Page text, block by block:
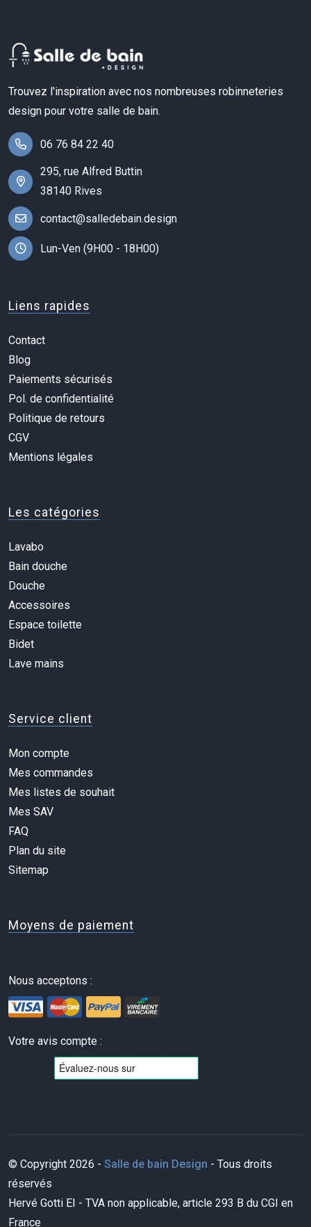
Trouvez l'inspiration avec nos nombreuses robinneteries
design pour votre salle de bain.
06 76 84 22 40
295, rue Alfred Buttin
38140 Rives
contact@salledebain.design
Lun-Ven (9H00 - 18H00)
Liens rapides
Contact
Blog
Paiements sécurisés
Pol. de confidentialité
Politique de retours
CGV
Mentions légales
Les catégories
Lavabo
Bain douche
Douche
Accessoires
Espace toilette
Bidet
Lave mains
Service client
Mon compte
Mes commandes
Mes listes de souhait
Mes SAV
FAQ
Plan du site
Sitemap
Moyens de paiement
Nous acceptons :
Votre avis compte :
© Copyright 2026 - Salle de bain Design - Tous droits
réservés
Hervé Gotti EI - TVA non applicable, article 293 B du CGI en
France